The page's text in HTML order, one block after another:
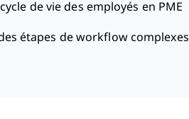
de vie des employés en PME
étapes de workflow complexes